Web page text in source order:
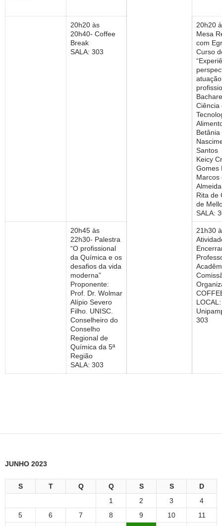
20h20 às
20h40- Coffee
Break
SALA: 303
20h20
Mesa
com
Curso
atuação
Ciência
Betânia
Santos
Keicy
Gomes
Marcos
Almeida
Rita de
de
SALA:
20h45 às
22h30- Palestra
“O profissional
da Química e os
desafios da vida
moderna”
Proponente:
Prof. Dr. Wolmar
Alípio Severo
Filho. UNISC.
Conselheiro do
Conselho
Regional de
Química da 5ª
Região
SALA: 303
21h30
303
JUNHO 2023
S T Q Q S S
D
1
2 3
4
5
6 7 8 9 10
11